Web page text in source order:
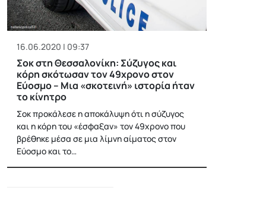
16.06.2020 | 09:37
Σοκ στη Θεσσαλονίκη: Σύζυγος και
κόρη σκότωσαν τον 49χρονο στον
Εύοσμο – Μια «σκοτεινή» ιστορία ήταν
το κίνητρο
Σοκ προκάλεσε η αποκάλυψη ότι η σύζυγος
και η κόρη του «έσφαξαν» τον 49χρονο που
βρέθηκε μέσα σε μια λίμνη αίματος στον
Εύοσμο και το…